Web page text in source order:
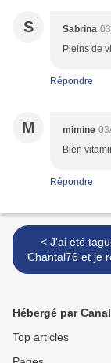
S Sabrina
Pleins de
Répondre
M mimine
Bien
Répondre
< J'ai été taguée par
Chantal76 et je
ce
Hébergé par
Top articles